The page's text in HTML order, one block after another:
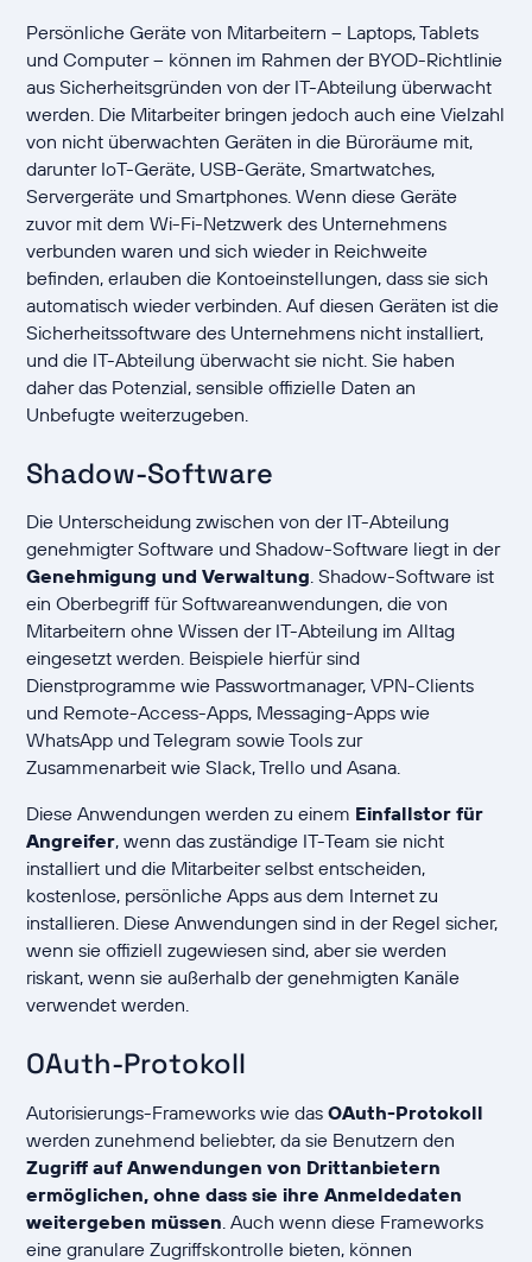
Persönliche Geräte von Mitarbeitern – Laptops, Tablets
und Computer – können im Rahmen der BYOD-Richtlinie
aus Sicherheitsgründen von der IT-Abteilung überwacht
werden. Die Mitarbeiter bringen jedoch auch eine Vielzahl
von nicht überwachten Geräten in die Büroräume mit,
darunter IoT-Geräte, USB-Geräte, Smartwatches,
Servergeräte und Smartphones. Wenn diese Geräte
zuvor mit dem Wi-Fi-Netzwerk des Unternehmens
verbunden waren und sich wieder in Reichweite
befinden, erlauben die Kontoeinstellungen, dass sie sich
automatisch wieder verbinden. Auf diesen Geräten ist die
Sicherheitssoftware des Unternehmens nicht installiert,
und die IT-Abteilung überwacht sie nicht. Sie haben
daher das Potenzial, sensible offizielle Daten an
Unbefugte weiterzugeben.
Shadow-Software
Die Unterscheidung zwischen von der IT-Abteilung
genehmigter Software und Shadow-Software liegt in der
Genehmigung und Verwaltung. Shadow-Software ist
ein Oberbegriff für Softwareanwendungen, die von
Mitarbeitern ohne Wissen der IT-Abteilung im Alltag
eingesetzt werden. Beispiele hierfür sind
Dienstprogramme wie Passwortmanager, VPN-Clients
und Remote-Access-Apps, Messaging-Apps wie
WhatsApp und Telegram sowie Tools zur
Zusammenarbeit wie Slack, Trello und Asana.
Diese Anwendungen werden zu einem Einfallstor für
Angreifer, wenn das zuständige IT-Team sie nicht
installiert und die Mitarbeiter selbst entscheiden,
kostenlose, persönliche Apps aus dem Internet zu
installieren. Diese Anwendungen sind in der Regel sicher,
wenn sie offiziell zugewiesen sind, aber sie werden
riskant, wenn sie außerhalb der genehmigten Kanäle
verwendet werden.
OAuth-Protokoll
Autorisierungs-Frameworks wie dasOAuth-Protokoll
werden zunehmend beliebter, da sie Benutzern den
Zugriff auf Anwendungen von Drittanbietern
ermöglichen, ohne dass sie ihre Anmeldedaten
weitergeben müssen . Auch wenn diese Frameworks
eine granulare Zugriffskontrolle bieten, können